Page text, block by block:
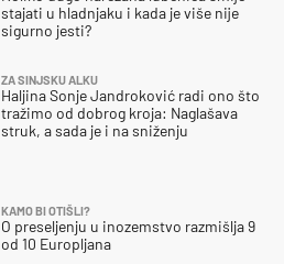
KAMO BI OTIŠLI?
O preseljenju u inozemstvo razmišlja 9
od 10 Europljana
stajati u hladnjaku i kada je više nije
sigurno jesti?
ZA SINJSKU ALKU
Haljina Sonje Jandroković radi ono što
tražimo od dobrog kroja: Naglašava
struk, a sada je i na sniženju